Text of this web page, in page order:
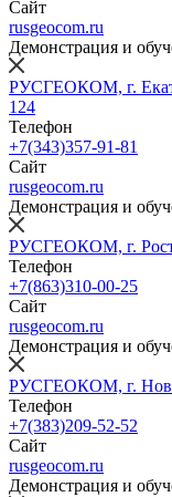
Сайт
rusgeocom.ru
Демонстрация и
РУСГЕОКОМ, г.
124
Телефон
+7(343)357-91-81
Сайт
rusgeocom.ru
Демонстрация и
РУСГЕОКОМ, г.
Телефон
+7(863)310-00-25
Сайт
rusgeocom.ru
Демонстрация и
РУСГЕОКОМ, г.
Телефон
+7(383)209-52-52
Сайт
rusgeocom.ru
Демонстрация и